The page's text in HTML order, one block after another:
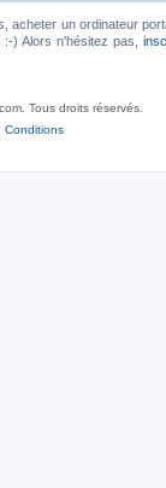
un ordinateur
) Alors n'hésitez pas,
Tous droits réservés.
Conditions